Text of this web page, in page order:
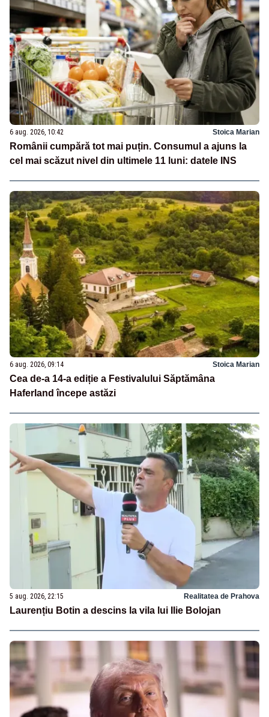
6 aug. 2026, 10:42 Stoica Marian
Românii cumpără tot mai puțin. Consumul a ajuns la
cel mai scăzut nivel din ultimele 11 luni: datele INS
6 aug. 2026, 09:14 Stoica Marian
Cea de-a 14-a ediție a Festivalului Săptămâna
Haferland începe astăzi
5 aug. 2026, 22:15 Realitatea de Prahova
Laurențiu Botin a descins la vila lui Ilie Bolojan